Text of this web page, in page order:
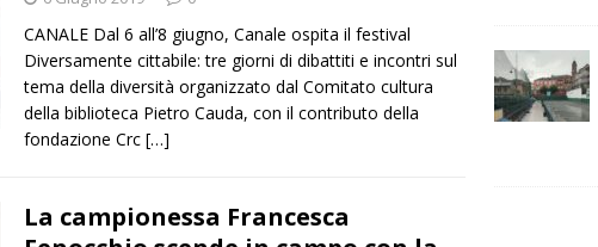
CANALE Dal 6 all’8 giugno, Canale ospita il festival
Diversamente cittabile: tre giorni di dibattiti e incontri sul
tema della diversità organizzato dal Comitato cultura
della biblioteca Pietro Cauda, con il contributo della
fondazione Crc […]
La campionessa Francesca